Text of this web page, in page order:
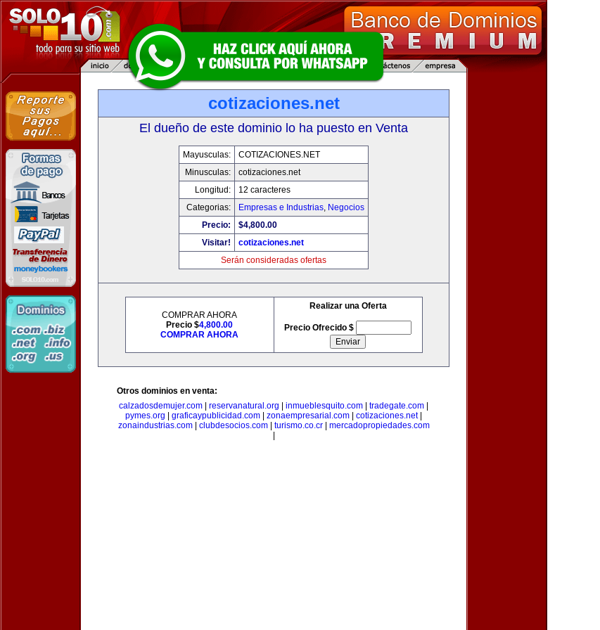
cotizaciones.net
El dueño de este dominio lo ha puesto en Venta
Mayusculas:
COTIZACIONES.NET
Minusculas:
cotizaciones.net
Longitud:
12 caracteres
Categorias:
Empresas e Industrias, Negocios
Precio:
$4,800.00
Visitar!
cotizaciones.net
Serán consideradas ofertas
COMPRAR AHORA
Precio $4,800.00
COMPRAR AHORA
Realizar una Oferta
Precio Ofrecido $
Otros dominios en venta:
calzadosdemujer.com
reservanatural.org inmueblesquito.com tradegate.com
pymes.org
graficaypublicidad.com zonaempresarial.com cotizaciones.net|
zonaindustrias.com| clubdesocios.com| turismo.co.cr| mercadopropiedades.com